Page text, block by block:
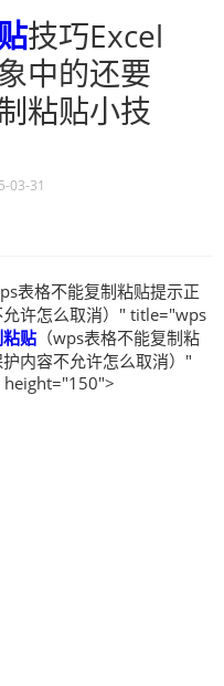
技巧Excel
中的还要
粘贴小技
03-31
表格不能复制粘贴提示正
许怎么取消）" title="wps
贴 （wps表格不能复制粘
内容不允许怎么取消）"